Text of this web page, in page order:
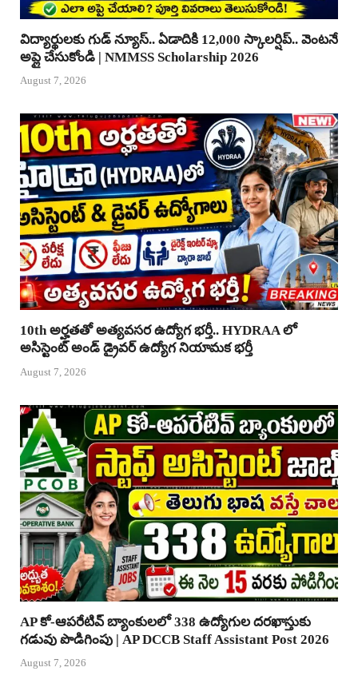
విద్యార్థులకు గుడ్ న్యూస్.. ఏడాదికి 12,000 స్కాలర్షిప్.. వెంటనే
అప్లై చేసుకోండి | NMMSS Scholarship 2026
August 7, 2026
10th అర్హతతో అత్యవసర ఉద్యోగ భర్తీ.. HYDRAA లో
అసిస్టెంట్ అండ్ డ్రైవర్ ఉద్యోగ నియామక భర్తీ
August 7, 2026
AP కో-ఆపరేటివ్ బ్యాంకులలో 338 ఉద్యోగుల దరఖాస్తుకు
గడువు పొడిగింపు | AP DCCB Staff Assistant Post 2026
August 7, 2026